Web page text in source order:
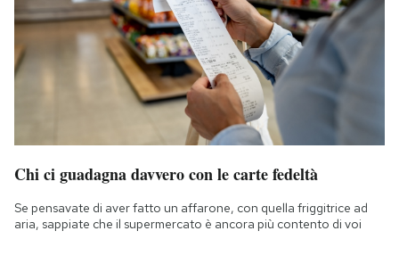
Chi ci guadagna davvero con le carte fedeltà
Se pensavate di aver fatto un affarone, con quella friggitrice ad
aria, sappiate che il supermercato è ancora più contento di voi